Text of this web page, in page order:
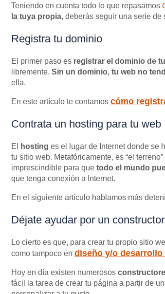
Teniendo en cuenta todo lo que repasamos
la tuya propia, deberás seguir una serie
Registra tu dominio
El primer paso es registrar el dominio de
libremente. Sin un dominio, tu web no
ella.
En este artículo te contamos cómo
Contrata un hosting para tu web
El hosting es el lugar de Internet donde se
tu sitio web. Metafóricamente, es “el
imprescindible para que todo el mundo
que tenga conexión a Internet.
En el siguiente artículo hablamos más
Déjate ayudar por un
Lo cierto es que, para crear tu propio sitio
como tampoco en diseño y/o desarrollo
Hoy en día existen numerosos
fácil la tarea de crear tu página a partir de